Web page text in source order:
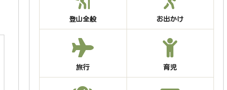
登山全般 お出かけ
旅行 育児